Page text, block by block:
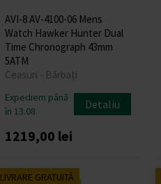
AVI-8 AV-4100-06 Mens
Watch Hawker Hunter Dual
Time Chronograph 43mm
5ATM
Ceasuri - Bărbați
Expediem până
în 13.08.
Detaliu
1219,00 lei
LIVRARE GRATUITĂ